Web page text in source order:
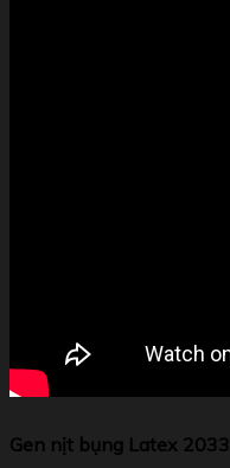
Gen nịt bụng Latex